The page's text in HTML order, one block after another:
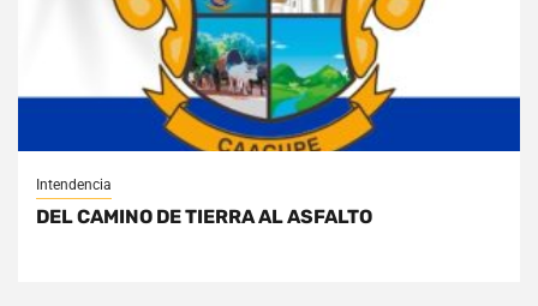
Intendencia
DEL CAMINO DE TIERRA AL ASFALTO